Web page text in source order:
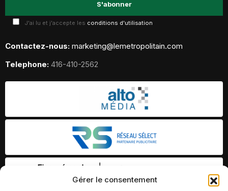
Gérer le consentement
J'ai lu et j'accepte les conditions d'utilisation
Contactez-nous: marketing@lemetropolitain.com
Telephone: 416-410-2562